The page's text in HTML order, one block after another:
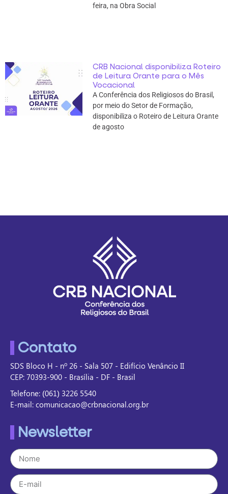
feira, na Obra Social
CRB Nacional disponibiliza Roteiro
de Leitura Orante para o Mês
Vocacional
A Conferência dos Religiosos do Brasil,
por meio do Setor de Formação,
disponibiliza o Roteiro de Leitura Orante
de agosto
Contato
SDS Bloco H - nº 26 - Sala 507 - Edifício Venâncio II
CEP: 70393-900 - Brasília - DF - Brasil
Telefone: (061) 3226 5540
E-mail: comunicacao@crbnacional.org.br
Newsletter